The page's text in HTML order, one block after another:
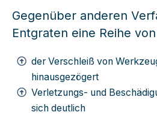
Gegenüber anderen
Entgraten eine Reihe
der Verschleiß von
hinausgezögert
Verletzungs- und
sich deutlich